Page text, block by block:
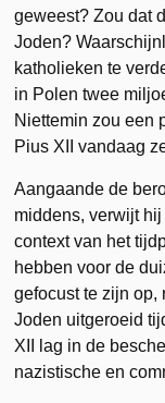
geweest? Zou dat
Joden?
katholieken te
in Polen twee
Niettemin zou een
Pius XII vandaag
Aangaande de
middens, verwijt
context van het
hebben voor de
gefocust te zijn op,
Joden uitgeroeid
XII lag in de
nazistische en